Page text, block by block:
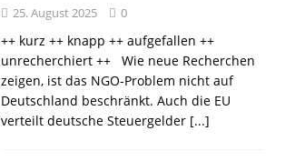
25. August 2025 0
++ kurz ++ knapp ++ aufgefallen ++
unrecherchiert ++ Wie neue Recherchen
zeigen, ist das NGO-Problem nicht auf
Deutschland beschränkt. Auch die EU
verteilt deutsche Steuergelder [...]